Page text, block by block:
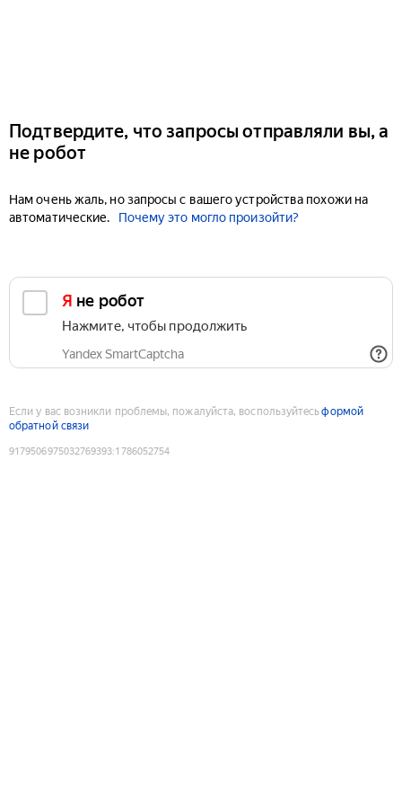
Подтвердите, что запросы отправляли вы, а
не робот
Нам очень жаль, но запросы с вашего устройства похожи на
автоматические.
Почему это могло произойти?
Я не робот
Нажмите, чтобы продолжить
Yandex SmartCaptcha
Если у вас возникли проблемы, пожалуйста, воспользуйтесьформой
обратной связи
9179506975032769393:1786052754